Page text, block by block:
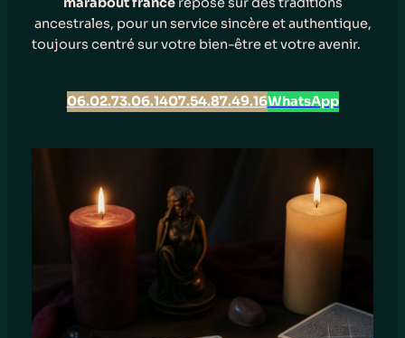
ancestrales, pour un service sincère et authentique,
toujours centré sur votre bien-être et votre avenir.
06.02.73.06.1407.54.87.49.16WhatsApp